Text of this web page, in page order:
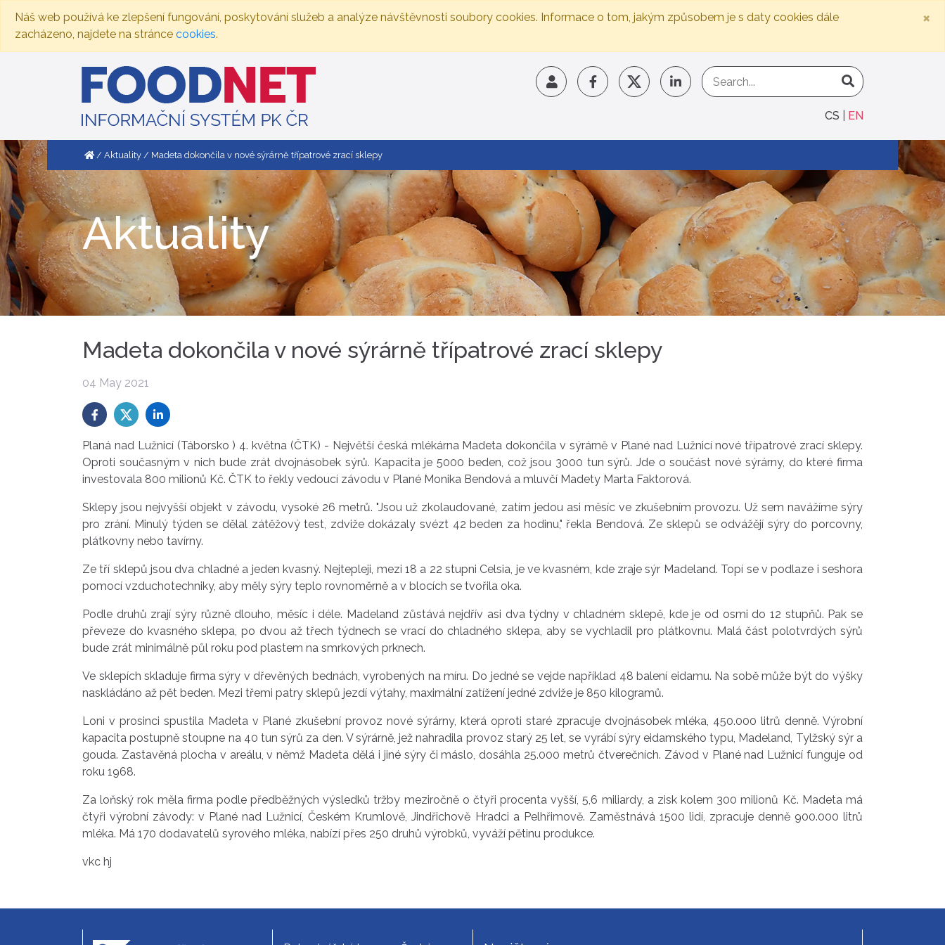
Náš web používá ke zlepšení fungování, poskytování služeb a analýze návštěvnosti soubory cookies. Informace o tom, jakým způsobem je s daty cookies dále
zacházeno, najdete na stránce cookies.
×
CS EN
Aktuality Madeta dokončila v nové sýrárně třípatrové zrací sklepy
Aktuality
Madeta dokončila v nové sýrárně třípatrové zrací sklepy
04 May 2021
Planá nad Lužnicí (Táborsko ) 4. května (ČTK) - Největší česká mlékárna Madeta dokončila v sýrárně v Plané nad Lužnicí nové třípatrové zrací sklepy.
Oproti současným v nich bude zrát dvojnásobek sýrů. Kapacita je 5000 beden, což jsou 3000 tun sýrů. Jde o součást nové sýrárny, do které firma
investovala 800 milionů Kč. ČTK to řekly vedoucí závodu v Plané Monika Bendová a mluvčí Madety Marta Faktorová.
Sklepy jsou nejvyšší objekt v závodu, vysoké 26 metrů. "Jsou už zkolaudované, zatím jedou asi měsíc ve zkušebním provozu. Už sem navážíme sýry
pro zrání. Minulý týden se dělal zátěžový test, zdviže dokázaly svézt 42 beden za hodinu," řekla Bendová. Ze sklepů se odvážějí sýry do porcovny,
plátkovny nebo tavírny.
Ze tří sklepů jsou dva chladné a jeden kvasný. Nejtepleji, mezi 18 a 22 stupni Celsia, je ve kvasném, kde zraje sýr Madeland. Topí se v podlaze i seshora
pomocí vzduchotechniky, aby měly sýry teplo rovnoměrně a v blocích se tvořila oka.
Podle druhů zrají sýry různě dlouho, měsíc i déle. Madeland zůstává nejdřív asi dva týdny v chladném sklepě, kde je od osmi do 12 stupňů. Pak se
převeze do kvasného sklepa, po dvou až třech týdnech se vrací do chladného sklepa, aby se vychladil pro plátkovnu. Malá část polotvrdých sýrů
bude zrát minimálně půl roku pod plastem na smrkových prknech.
Ve sklepích skladuje firma sýry v dřevěných bednách, vyrobených na míru. Do jedné se vejde například 48 balení eidamu. Na sobě může být do výšky
naskládáno až pět beden. Mezi třemi patry sklepů jezdí výtahy, maximální zatížení jedné zdviže je 850 kilogramů.
Loni v prosinci spustila Madeta v Plané zkušební provoz nové sýrárny, která oproti staré zpracuje dvojnásobek mléka, 450.000 litrů denně. Výrobní
kapacita postupně stoupne na 40 tun sýrů za den. V sýrárně, jež nahradila provoz starý 25 let, se vyrábí sýry eidamského typu, Madeland, Tylžský sýr a
gouda. Zastavěná plocha v areálu, v němž Madeta dělá i jiné sýry či máslo, dosáhla 25.000 metrů čtverečních. Závod v Plané nad Lužnicí funguje od
roku 1968.
Za loňský rok měla firma podle předběžných výsledků tržby meziročně o čtyři procenta vyšší, 5,6 miliardy, a zisk kolem 300 milionů Kč. Madeta má
čtyři výrobní závody: v Plané nad Lužnicí, Českém Krumlově, Jindřichově Hradci a Pelhřimově. Zaměstnává 1500 lidí, zpracuje denně 900.000 litrů
mléka. Má 170 dodavatelů syrového mléka, nabízí přes 250 druhů výrobků, vyváží pětinu produkce.
vkc hj